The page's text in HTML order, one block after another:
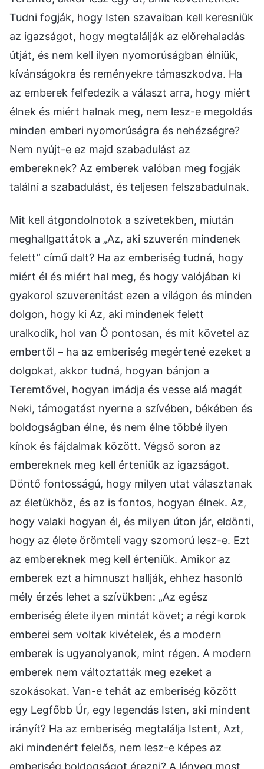
Tudni fogják, hogy Isten szavaiban kell keresniük
az igazságot, hogy megtalálják az előrehaladás
útját, és nem kell ilyen nyomorúságban élniük,
kívánságokra és reményekre támaszkodva. Ha
az emberek felfedezik a választ arra, hogy miért
élnek és miért halnak meg, nem lesz-e megoldás
minden emberi nyomorúságra és nehézségre?
Nem nyújt-e ez majd szabadulást az
embereknek? Az emberek valóban meg fogják
találni a szabadulást, és teljesen felszabadulnak.
Mit kell átgondolnotok a szívetekben, miután
meghallgattátok a „Az, aki szuverén mindenek
felett” című dalt? Ha az emberiség tudná, hogy
miért él és miért hal meg, és hogy valójában ki
gyakorol szuverenitást ezen a világon és minden
dolgon, hogy ki Az, aki mindenek felett
uralkodik, hol van Ő pontosan, és mit követel az
embertől – ha az emberiség megértené ezeket a
dolgokat, akkor tudná, hogyan bánjon a
Teremtővel, hogyan imádja és vesse alá magát
Neki, támogatást nyerne a szívében, békében és
boldogságban élne, és nem élne többé ilyen
kínok és fájdalmak között. Végső soron az
embereknek meg kell érteniük az igazságot.
Döntő fontosságú, hogy milyen utat választanak
az életükhöz, és az is fontos, hogyan élnek. Az,
hogy valaki hogyan él, és milyen úton jár, eldönti,
hogy az élete örömteli vagy szomorú lesz-e. Ezt
az embereknek meg kell érteniük. Amikor az
emberek ezt a himnuszt hallják, ehhez hasonló
mély érzés lehet a szívükben: „Az egész
emberiség élete ilyen mintát követ; a régi korok
emberei sem voltak kivételek, és a modern
emberek is ugyanolyanok, mint régen. A modern
emberek nem változtatták meg ezeket a
szokásokat. Van-e tehát az emberiség között
egy Legfőbb Úr, egy legendás Isten, aki mindent
irányít? Ha az emberiség megtalálja Istent, Azt,
aki mindenért felelős, nem lesz-e képes az
emberiség boldogságot érezni? A lényeg most